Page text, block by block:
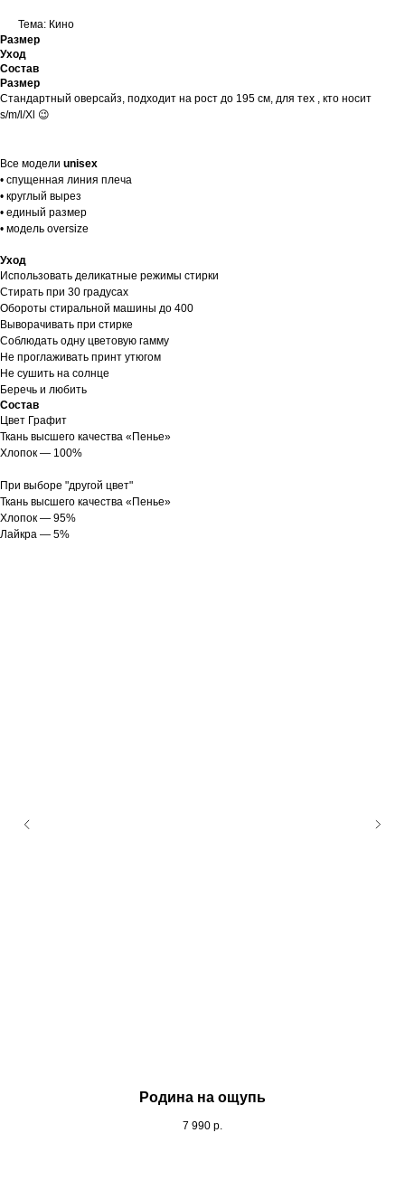
Тема: Кино
Размер
Уход
Состав
Размер
Стандартный оверсайз, подходит на рост до 195 см, для тех , кто носит
s/m/l/Xl 😉
Все модели unisex
• спущенная линия плеча
• круглый вырез
• единый размер
• модель oversize
Уход
Использовать деликатные режимы стирки
Стирать при 30 градусах
Обороты стиральной машины до 400
Выворачивать при стирке
Соблюдать одну цветовую гамму
Не проглаживать принт утюгом
Не сушить на солнце
Беречь и любить
Состав
Цвет Графит
Ткань высшего качества «Пенье»
Хлопок — 100%
При выборе "другой цвет"
Ткань высшего качества «Пенье»
Хлопок — 95%
Лайкра — 5%
Родина на ощупь
7 990 р.